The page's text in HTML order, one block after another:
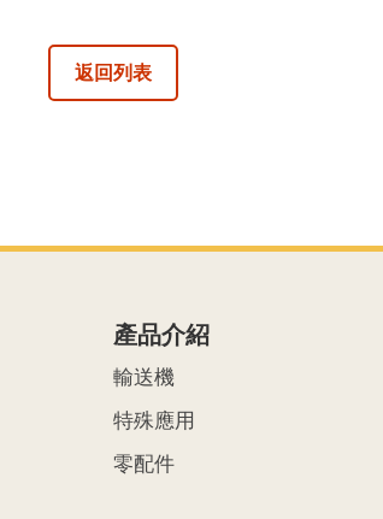
返回列表
產品介紹
輸送機
特殊應用
零配件